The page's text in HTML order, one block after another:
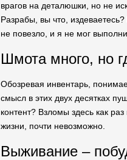
врагов на деталюшки, но не
Разрабы, вы что,
не повезло, и я не мог
Шмота много, но
Обозревая инвентарь,
смысл в этих двух десятках
контент? Взломы здесь как
жизни, почти невозможно.
Выживание –